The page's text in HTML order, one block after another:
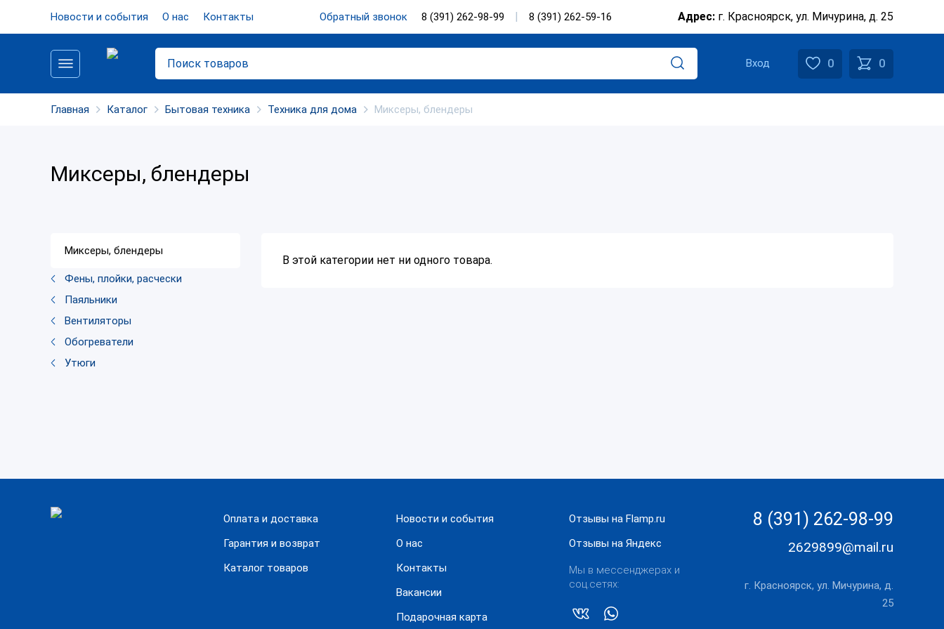
Новости и события О нас Контакты Обратный звонок 8 (391) 262-98-99 8 (391) 262-59-16 Адрес: г. Красноярск, ул. Мичурина, д. 25
Вход 0 0
Главная Каталог Бытовая техника Техника для дома Миксеры, блендеры
Миксеры, блендеры
Миксеры, блендеры
Фены, плойки, расчески
Паяльники
Вентиляторы
Обогреватели
Утюги
В этой категории нет ни одного товара.
Оплата и доставка
Гарантия и возврат
Каталог товаров
Новости и события
О нас
Контакты
Вакансии
Подарочная карта
Отзывы на Flamp.ru
Отзывы на Яндекс
Мы в мессенджерах и
соц.сетях:
8 (391) 262-98-99
2629899@mail.ru
г. Красноярск, ул. Мичурина, д.
25